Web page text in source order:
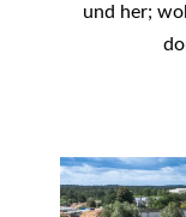
und her;